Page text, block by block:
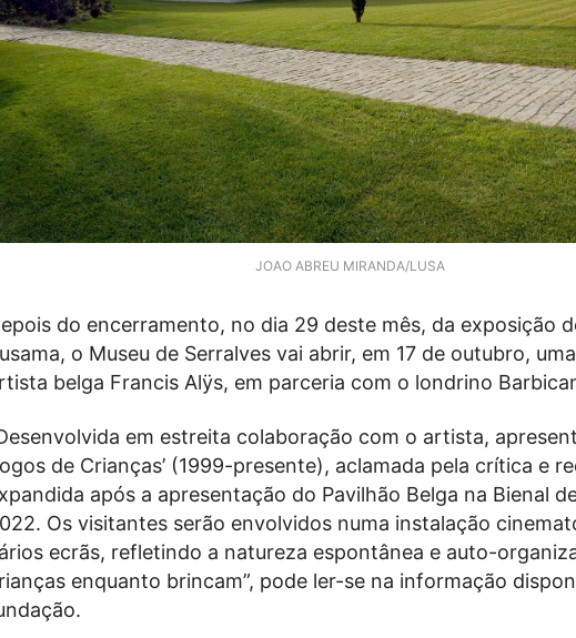
JOAO ABREU MIRANDA/LUSA
do encerramento, no dia 29 deste mês, da exposição
o Museu de Serralves vai abrir, em 17 de outubro,
belga Francis Alÿs, em parceria com o londrino
em estreita colaboração com o artista,
de Crianças’ (1999-presente), aclamada pela crítica e
após a apresentação do Pavilhão Belga na Bienal
Os visitantes serão envolvidos numa instalação
ecrãs, refletindo a natureza espontânea e auto-
enquanto brincam”, pode ler-se na informação